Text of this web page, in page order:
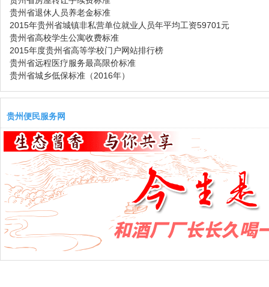
贵州省退休人员养老金标准
2015年贵州省城镇非私营单位就业人员年平均工资59701元
贵州省高校学生公寓收费标准
2015年度贵州省高等学校门户网站排行榜
贵州省远程医疗服务最高限价标准
贵州省城乡低保标准（2016年）
贵州便民服务网